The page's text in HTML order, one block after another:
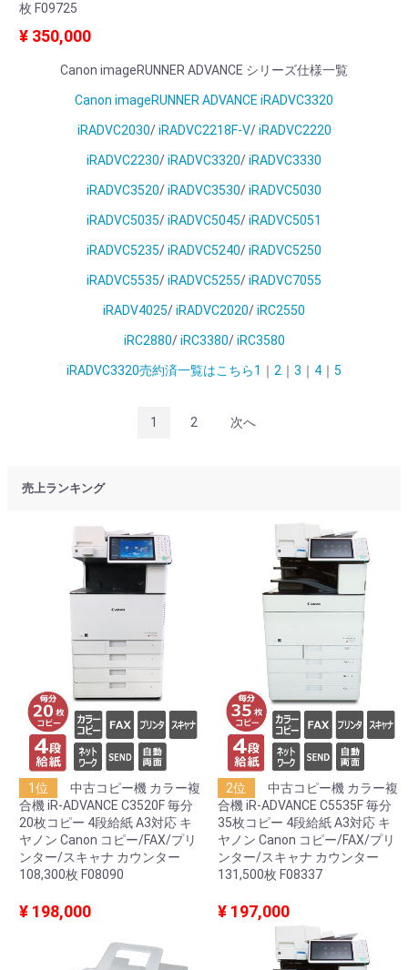
枚 F09725
¥ 350,000
Canon imageRUNNER ADVANCE シリーズ仕様一覧
Canon imageRUNNER ADVANCE iRADVC3320
iRADVC2030/iRADVC2218F-V/iRADVC2220
iRADVC2230/iRADVC3320/iRADVC3330
iRADVC3520/iRADVC3530/iRADVC5030
iRADVC5035/iRADVC5045/iRADVC5051
iRADVC5235/iRADVC5240/iRADVC5250
iRADVC5535/iRADVC5255/iRADVC7055
iRADV4025/iRADVC2020/iRC2550
iRC2880/iRC3380/iRC3580
iRADVC3320売約済一覧はこちら1 ｜ 2 ｜ 3 ｜ 4 ｜ 5
1 2 次へ
売上ランキング
1位
中古コピー機 カラー複
合機 iR-ADVANCE C3520F 毎分
20枚コピー 4段給紙 A3対応 キ
ヤノン Canon コピー/FAX/プリ
ンター/スキャナ カウンター
108,300枚 F08090
¥ 198,000
2位
中古コピー機 カラー複
合機 iR-ADVANCE C5535F 毎分
35枚コピー 4段給紙 A3対応 キ
ヤノン Canon コピー/FAX/プリ
ンター/スキャナ カウンター
131,500枚 F08337
¥ 197,000